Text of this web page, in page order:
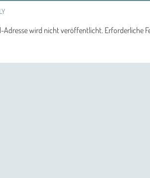
Adresse wird nicht veröffentlicht. Erforderliche